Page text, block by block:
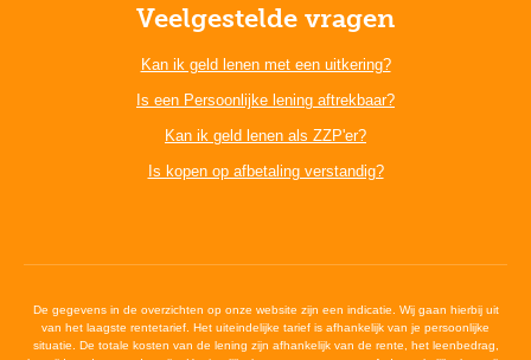
Veelgestelde vragen
Kan ik geld lenen met een uitkering?
Is een Persoonlijke lening aftrekbaar?
Kan ik geld lenen als ZZP'er?
Is kopen op afbetaling verstandig?
De gegevens in de overzichten op onze website zijn een indicatie. Wij gaan hierbij uit
van het laagste rentetarief. Het uiteindelijke tarief is afhankelijk van je persoonlijke
situatie. De totale kosten van de lening zijn afhankelijk van de rente, het leenbedrag,